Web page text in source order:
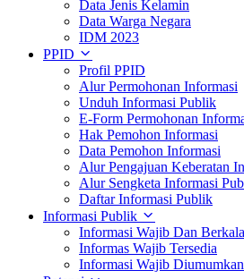
Data Jenis Kelamin
Data Warga Negara
IDM 2023
PPID
Profil PPID
Alur Permohonan Informasi
Unduh Informasi Publik
E-Form Permohonan
Hak Pemohon Informasi
Data Pemohon Informasi
Alur Pengajuan Keberatan
Alur Sengketa Informasi
Daftar Informasi Publik
Informasi Publik
Informasi Wajib Dan Berkala
Informas Wajib Tersedia
Informasi Wajib Diumumkan